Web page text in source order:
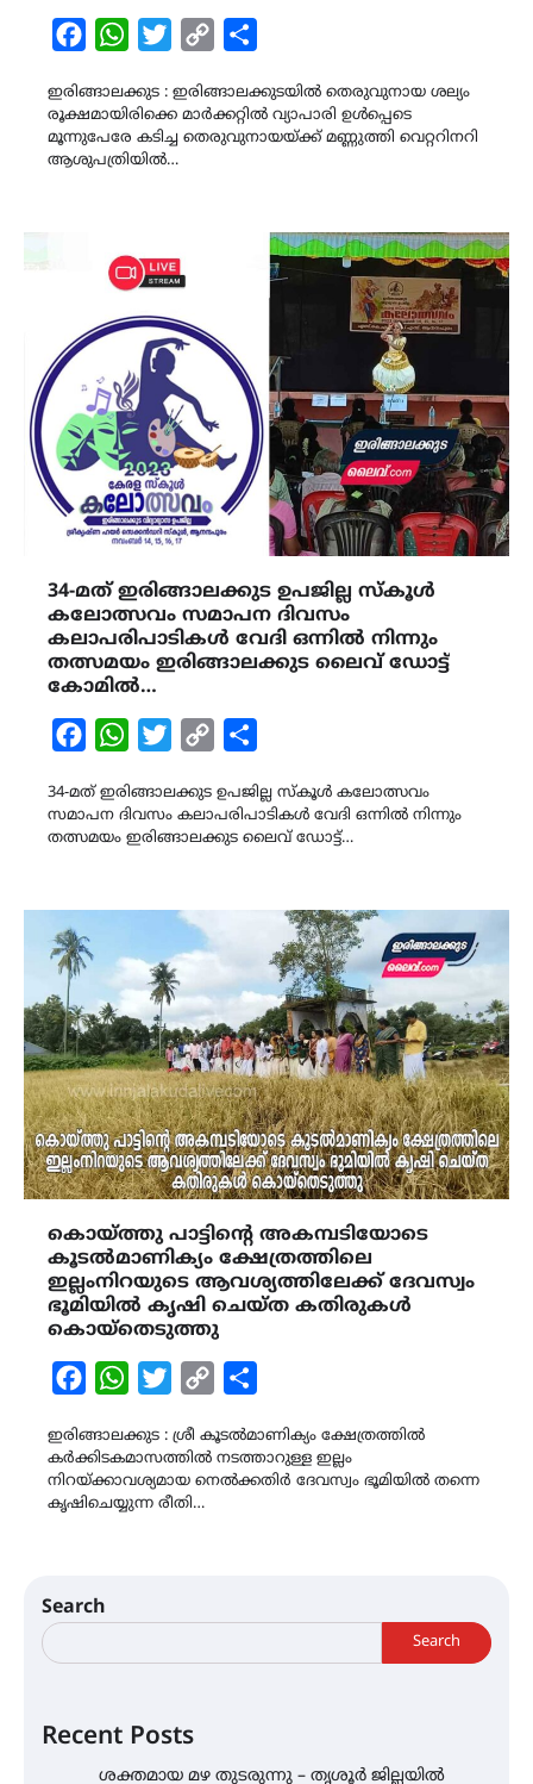
FacebookWhatsAppTwitterCopy
ഇരിങ്ങാലക്കുട : ഇരിങ്ങാലക്കുടയിൽ തെരുവുനായ ശല്യം
രൂക്ഷമായിരിക്കെ മാർക്കറ്റിൽ വ്യാപാരി ഉൾപ്പെടെ
മൂന്നുപേരേ കടിച്ച തെരുവുനായയ്ക്ക് മണ്ണുത്തി വെറ്ററിനറി
ആശുപത്രിയിൽ…
34-മത് ഇരിങ്ങാലക്കുട ഉപജില്ല സ്കൂൾ
കലോത്സവം സമാപന ദിവസം
കലാപരിപാടികൾ വേദി ഒന്നിൽ നിന്നും
തത്സമയം ഇരിങ്ങാലക്കുട ലൈവ് ഡോട്ട്
കോമിൽ…
FacebookWhatsAppTwitterCopy
34-മത് ഇരിങ്ങാലക്കുട ഉപജില്ല സ്കൂൾ കലോത്സവം
സമാപന ദിവസം കലാപരിപാടികൾ വേദി ഒന്നിൽ നിന്നും
തത്സമയം ഇരിങ്ങാലക്കുട ലൈവ് ഡോട്ട്…
കൊയ്ത്തു പാട്ടിന്റെ അകമ്പടിയോടെ
കൂടൽമാണിക്യം ക്ഷേത്രത്തിലെ
ഇല്ലംനിറയുടെ ആവശ്യത്തിലേക്ക് ദേവസ്വം
ഭൂമിയിൽ കൃഷി ചെയ്ത കതിരുകൾ
കൊയ്തെടുത്തു
FacebookWhatsAppTwitterCopy
ഇരിങ്ങാലക്കുട : ശ്രീ കൂടൽമാണിക്യം ക്ഷേത്രത്തിൽ
കർക്കിടകമാസത്തിൽ നടത്താറുള്ള ഇല്ലം
നിറയ്ക്കാവശ്യമായ നെൽക്കതിർ ദേവസ്വം ഭൂമിയിൽ തന്നെ
കൃഷിചെയ്യുന്ന രീതി…
Search
Search
Recent Posts
ശക്തമായ മഴ തുടരുന്നു – തൃശൂർ ജില്ലയിൽ